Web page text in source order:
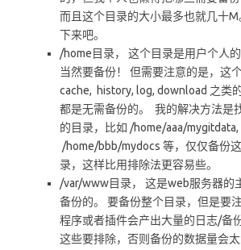
而且这个目录的大小最多也就几十
下来吧。
/home目录， 这个目录是用户个人的
当然要备份！ 但需要注意的是，这
cache, history, log, download 之类
都是无需备份的。 我的解决方法是
的目录，比如 /home/aaa/mygitdata,
/home/bbb/mydocs 等，仅仅备份
录，这样比用排除法更容易些。
/var/www目录， 这是web服务器的
备份的。 要备份整个目录，但是要
程序或者插件会产出大量的日志/备
这些要排除，否则备份的数据量会太